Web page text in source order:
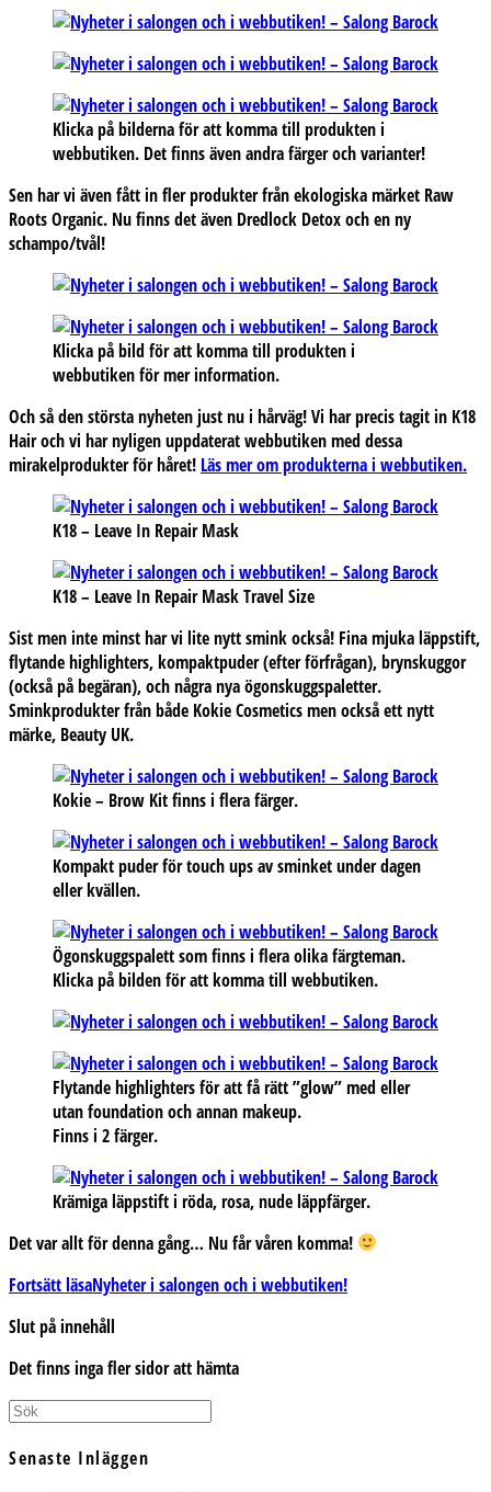
Klicka på bilderna för att komma till produkten i
webbutiken. Det finns även andra färger och varianter!
Sen har vi även fått in fler produkter från ekologiska märket Raw
Roots Organic. Nu finns det även Dredlock Detox och en ny
schampo/tvål!
Klicka på bild för att komma till produkten i
webbutiken för mer information.
Och så den största nyheten just nu i hårväg! Vi har precis tagit in K18
Hair och vi har nyligen uppdaterat webbutiken med dessa
mirakelprodukter för håret! Läs mer om produkterna i webbutiken.
K18 – Leave In Repair Mask
K18 – Leave In Repair Mask Travel Size
Sist men inte minst har vi lite nytt smink också! Fina mjuka läppstift,
flytande highlighters, kompaktpuder (efter förfrågan), brynskuggor
(också på begäran), och några nya ögonskuggspaletter.
Sminkprodukter från både Kokie Cosmetics men också ett nytt
märke, Beauty UK.
Kokie – Brow Kit finns i flera färger.
Kompakt puder för touch ups av sminket under dagen
eller kvällen.
Ögonskuggspalett som finns i flera olika färgteman.
Klicka på bilden för att komma till webbutiken.
Flytande highlighters för att få rätt ”glow” med eller
utan foundation och annan makeup.
Finns i 2 färger.
Krämiga läppstift i röda, rosa, nude läppfärger.
Det var allt för denna gång… Nu får våren komma!
Fortsätt läsaNyheter i salongen och i webbutiken!
Slut på innehåll
Det finns inga fler sidor att hämta
Senaste Inläggen